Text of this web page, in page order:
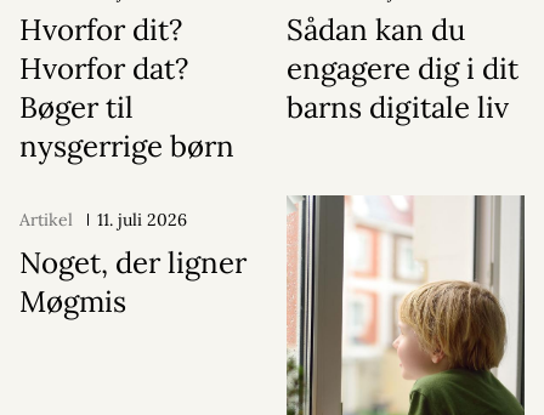
Hvorfor dit?
Hvorfor dat?
Bøger til
nysgerrige børn
Sådan kan du
engagere dig i dit
barns digitale liv
Artikel 11. juli 2026
Noget, der ligner
Møgmis